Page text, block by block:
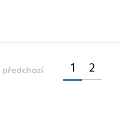
předchozí 1 2